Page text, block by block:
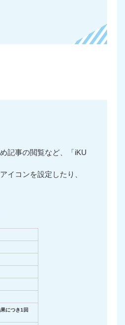
記事の閲覧など、「iKU
イコンを設定したり、
につき1回